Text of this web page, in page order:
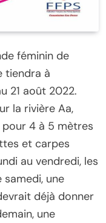
féminin de
tiendra à
21 août 2022.
la rivière Aa,
pour 4 à 5 mètres
et carpes
au vendredi, les
samedi, une
déjà donner
une